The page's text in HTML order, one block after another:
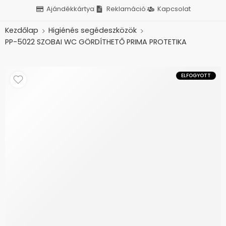
Ajándékkártya Reklamáció Kapcsolat
Kezdőlap
Higiénés segédeszközök
PP-5022 SZOBAI WC GÖRDÍTHETŐ PRIMA PROTETIKA
ELFOGYOTT